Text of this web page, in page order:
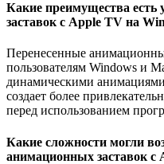
Какие преимущества есть
заставок с Apple TV на
Перенесенные
пользователям Windows и
динамическими
создает более
перед использованием
Какие сложности могли
анимационных заставок с